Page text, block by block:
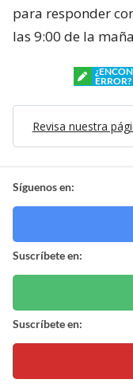
para responder
las 9:00 de la
ERROR?
Revisa nuestra
Síguenos en:
Suscríbete en:
Suscríbete en: